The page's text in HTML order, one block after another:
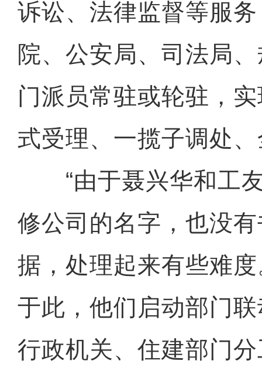
诉讼、法律监督等服
院、公安局、司法局
门派员常驻或轮驻，
式受理、一揽子调处
“由于聂兴华和工友
修公司的名字，也没
据，处理起来有些难
于此，他们启动部门
行政机关、住建部门